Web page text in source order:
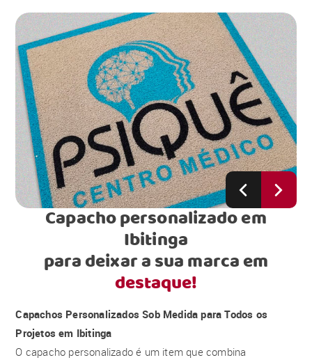
Capacho personalizado em
Ibitinga
para deixar a sua marca em
destaque!
Capachos Personalizados Sob Medida para Todos os
Projetos em Ibitinga
O capacho personalizado é um item que combina